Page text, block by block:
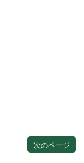
次のページ